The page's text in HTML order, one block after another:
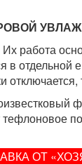
работа
в отдельной
ОТ